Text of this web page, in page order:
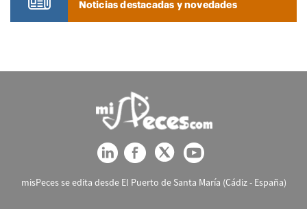
Noticias destacadas y novedades
misPeces se edita desde El Puerto de Santa María (Cádiz - España)